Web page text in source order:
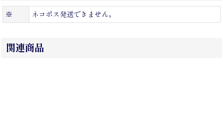
※ ネコポス発送できません。
関連商品